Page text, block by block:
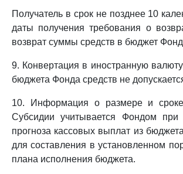
Получатель в срок не позднее 10
даты получения требования о
возврат суммы средств в бюджет
9. Конвертация в иностранную
бюджета Фонда средств не
10. Информация о размере и сроке
Субсидии учитывается Фондом при
прогноза кассовых выплат из
для составления в установленном
плана исполнения бюджета.